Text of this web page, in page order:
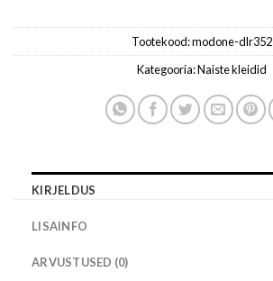
Tootekood:modone-dlr352
Kategooria:Naiste kleidid
KIRJELDUS
LISAINFO
ARVUSTUSED (0)